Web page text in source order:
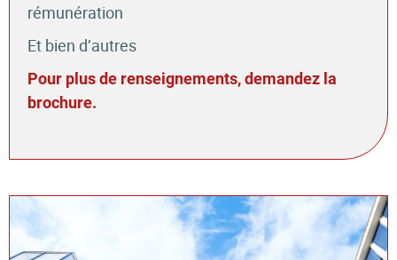
rémunération
Et bien d’autres
Pour plus de renseignements, demandez la
brochure.